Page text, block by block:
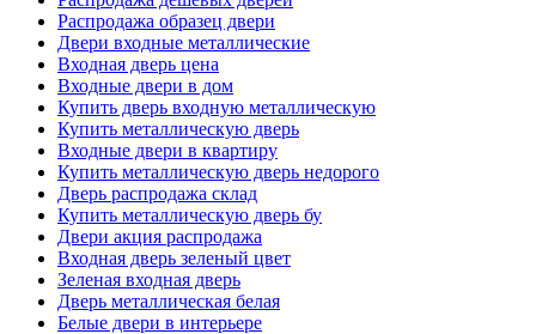
Распродажа образец двери
Двери входные металлические
Входная дверь цена
Входные двери в дом
Купить дверь входную металлическую
Купить металлическую дверь
Входные двери в квартиру
Купить металлическую дверь недорого
Дверь распродажа склад
Купить металлическую дверь бу
Двери акция распродажа
Входная дверь зеленый цвет
Зеленая входная дверь
Дверь металлическая белая
Белые двери в интерьере